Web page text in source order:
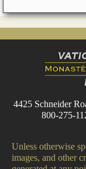
4425 Schneider
800-275-
Unless otherwise
images, and other